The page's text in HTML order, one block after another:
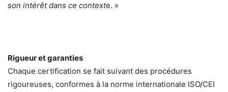
son intérêt dans ce contexte. »
Rigueur et garanties
Chaque certification se fait suivant des procédures
rigoureuses, conformes à la norme internationale ISO/CEI